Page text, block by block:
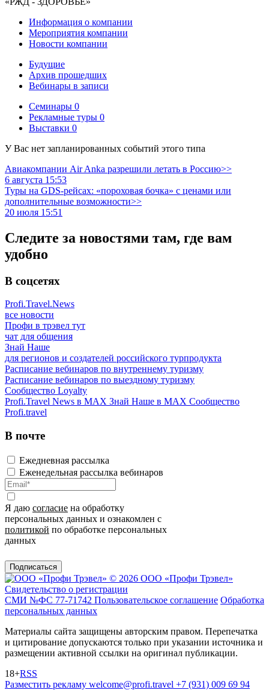
Информация о компании
Мероприятия компании
Новости компании
Будущие
Архив прошедших
Вебинары в записи
Семинары 0
Рекламные туры 0
Выставки 0
У Вас нет запланированных событий этого типа
Авиакомпании Air Anka разрешили летать в Россию>>
6 августа 15:53
Туры на GDS-рейсах: «пороховая бочка» с ценами или
дополнительные возможности>>
20 июля 15:51
Следите за новостями там, где вам
удобно
В соцсетях
Profi.Travel.News
все новости
Профи в трэвел тут
чат для общения
Знай Наше
для регионов и создателей российского турпродукта
Расписание вебинаров по внутреннему туризму
Расписание вебинаров по выездному туризму
Сообщество Loyalty
Profi.Travel News в MAX Знай Наше в MAX Сообщество
Profi.travel
В почте
Ежедневная рассылка
Еженедельная рассылка вебинаров
Я даю согласие на обработку
персональных данных и ознакомлен с
политикой по обработке персональных
данных
Подписаться
© 2026 ООО «Профи Трэвeл»
Свидетельство о регистрации
СМИ №ФС 77-71742 Пользовательское соглашение Обработка
персональных данных
Материалы сайта защищены авторским правом. Перепечатка
и цитирование допускаются только при указании источника и
размещении активной ссылки на оригинал публикации.
18+RSS
Разместить рекламу welcome@profi.travel +7 (931) 009 69 94